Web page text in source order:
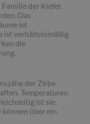
der Kiefer.
Das
ist
ist verhältnismäßig
die
der Zirbe
Temperaturen
ist sie
über ein